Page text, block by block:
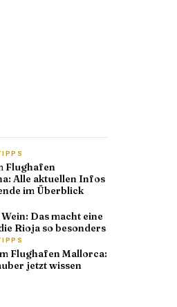
Flughafen
Alle aktuellen Infos
im Überblick
Das macht eine
Rioja so besonders
Flughafen Mallorca:
jetzt wissen